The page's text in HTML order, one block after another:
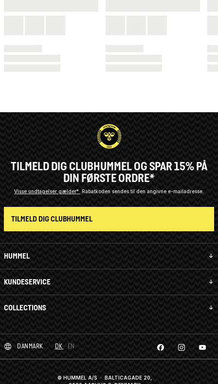
HUMMEL
KUNDESERVICE
COLLECTIONS
TILMELD DIG CLUBHUMMEL OG SPAR 15% PÅ
DIN FØRSTE ORDRE*
Visse undtagelser gælder* Rabatkoden sendes til den angivne e-mailadresse.
TILMELD DIG CLUBHUMMEL
DANMARK DK EN
© HUMMEL A/S · BALTICAGADE 20,